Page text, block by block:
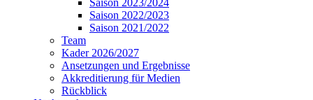
Saison 2023/2024
Saison 2022/2023
Saison 2021/2022
Team
Kader 2026/2027
Ansetzungen und Ergebnisse
Akkreditierung für Medien
Rückblick